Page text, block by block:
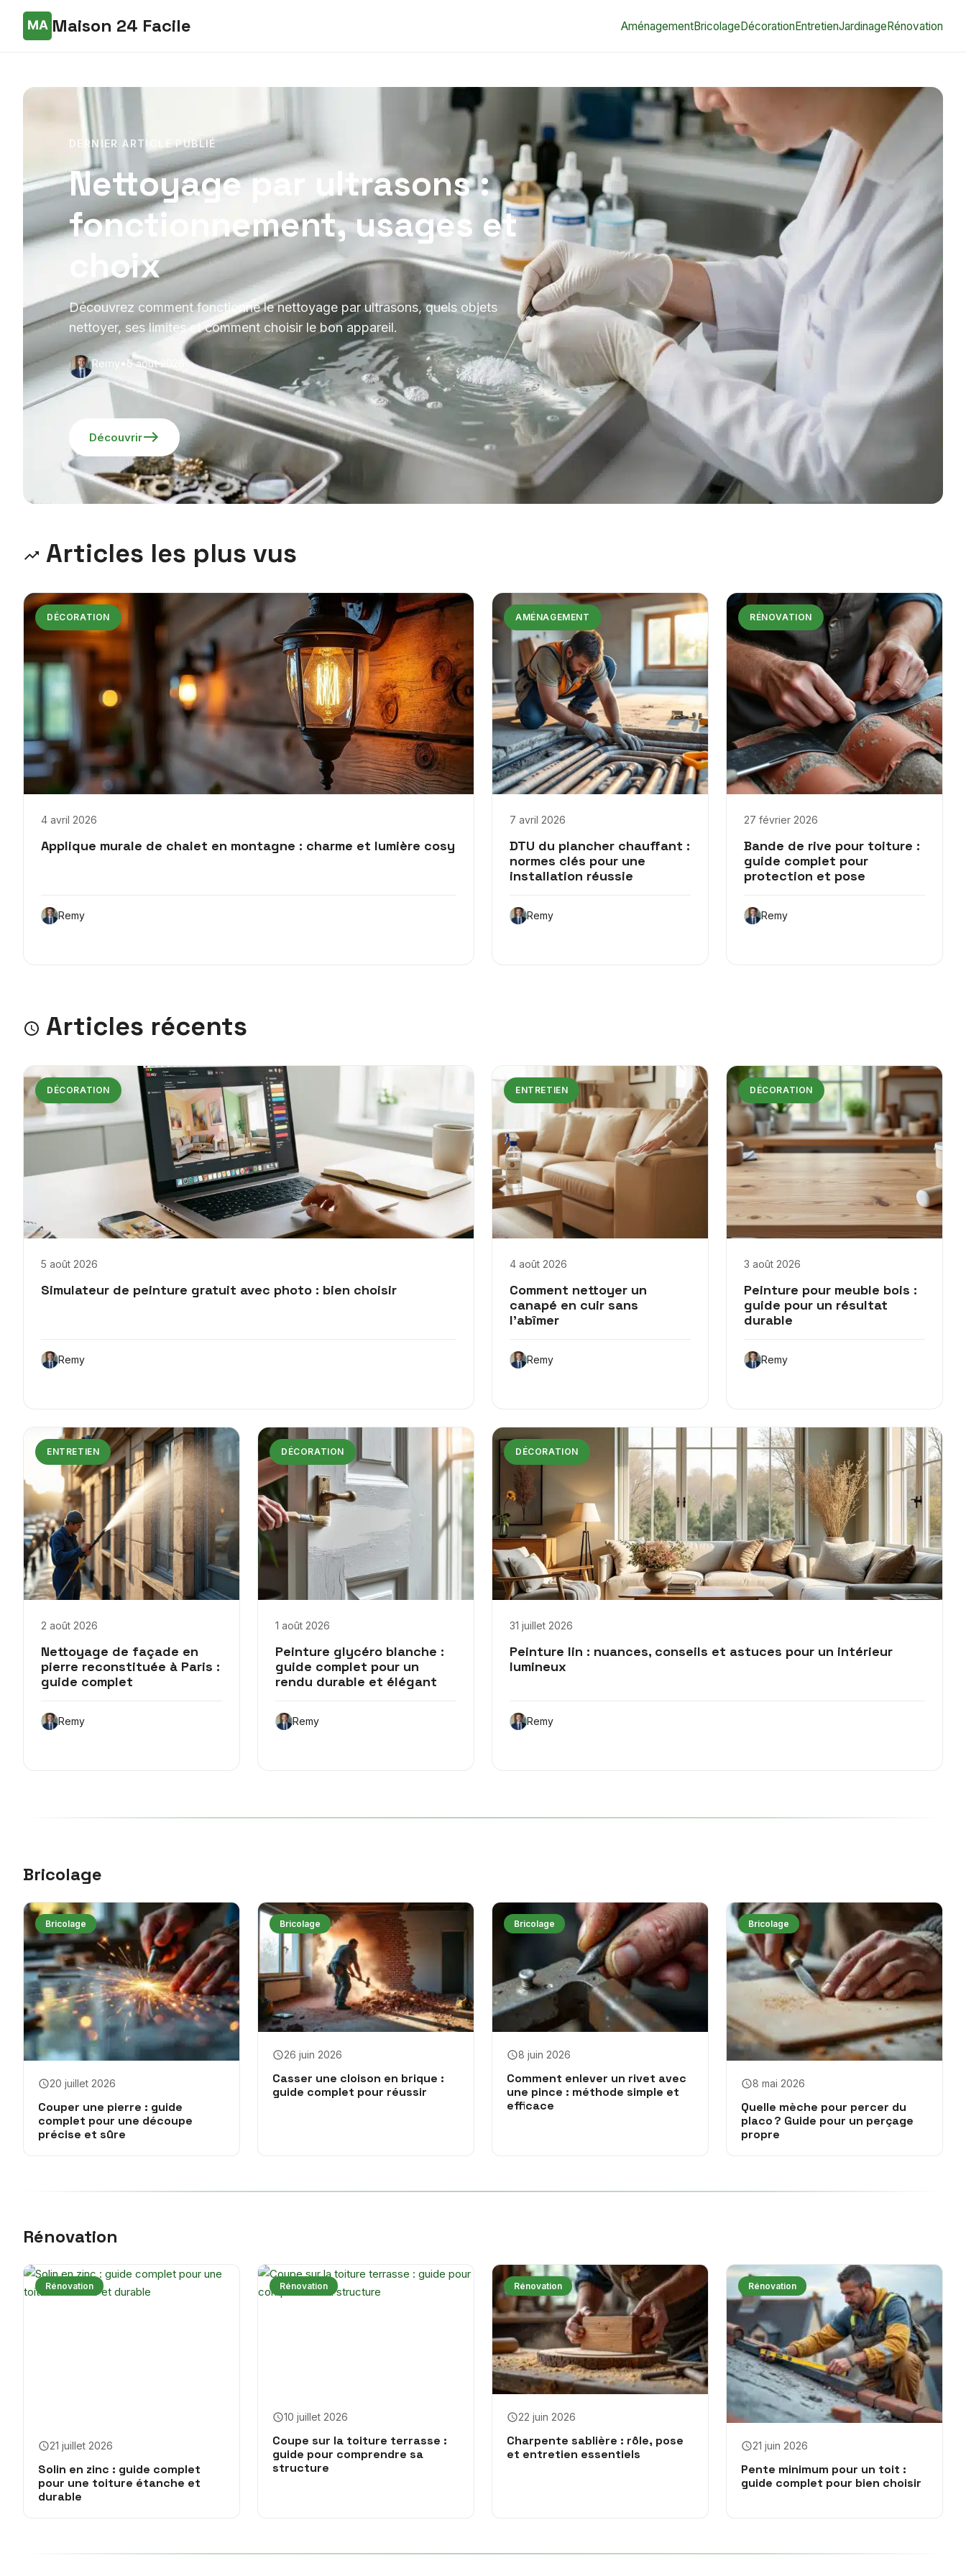
Maison 24 Facile AménagementBricolageDécorationEntretienJardinageRénovation
DERNIER ARTICLE PUBLIÉ
Nettoyage par ultrasons :
fonctionnement, usages et
choix
Découvrez comment fonctionne le nettoyage par ultrasons, quels objets
nettoyer, ses limites et comment choisir le bon appareil.
Remy• 6 août 2026
Découvrir
Articles les plus vus
DÉCORATION
4 avril 2026
Applique murale de chalet en montagne : charme et lumière cosy
Remy
AMÉNAGEMENT
7 avril 2026
DTU du plancher chauffant :
normes clés pour une
installation réussie
Remy
RÉNOVATION
27 février 2026
Bande de rive pour toiture :
guide complet pour
protection et pose
Remy
Articles récents
DÉCORATION
5 août 2026
Simulateur de peinture gratuit avec photo : bien choisir
Remy
ENTRETIEN
4 août 2026
Comment nettoyer un
canapé en cuir sans
l’abîmer
Remy
DÉCORATION
3 août 2026
Peinture pour meuble bois :
guide pour un résultat
durable
Remy
ENTRETIEN
2 août 2026
Nettoyage de façade en
pierre reconstituée à Paris :
guide complet
Remy
DÉCORATION
1 août 2026
Peinture glycéro blanche :
guide complet pour un
rendu durable et élégant
Remy
DÉCORATION
31 juillet 2026
Peinture lin : nuances, conseils et astuces pour un intérieur
lumineux
Remy
Bricolage
Bricolage
20 juillet 2026
Couper une pierre : guide
complet pour une découpe
précise et sûre
Bricolage
26 juin 2026
Casser une cloison en brique :
guide complet pour réussir
Bricolage
8 juin 2026
Comment enlever un rivet avec
une pince : méthode simple et
efficace
Bricolage
8 mai 2026
Quelle mèche pour percer du
placo ? Guide pour un perçage
propre
Rénovation
Rénovation
21 juillet 2026
Solin en zinc : guide complet
pour une toiture étanche et
durable
Rénovation
10 juillet 2026
Coupe sur la toiture terrasse :
guide pour comprendre sa
structure
Rénovation
22 juin 2026
Charpente sablière : rôle, pose
et entretien essentiels
Rénovation
21 juin 2026
Pente minimum pour un toit :
guide complet pour bien choisir